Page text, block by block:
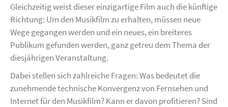
Gleichzeitig weist dieser einzigartige Film auch die künftige
Richtung: Um den Musikfilm zu erhalten, müssen neue
Wege gegangen werden und ein neues, ein breiteres
Publikum gefunden werden, ganz getreu dem Thema der
diesjährigen Veranstaltung.
Dabei stellen sich zahlreiche Fragen: Was bedeutet die
zunehmende technische Konvergenz von Fernsehen und
Internet für den Musikfilm? Kann er davon profitieren? Sind